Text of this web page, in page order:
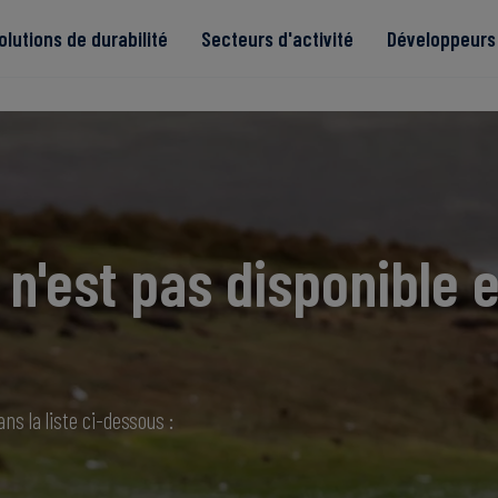
de durabilité Secteurs d'activité
Read more
Read more
Read more
Read more
Read more
pas disponible
la liste ci-dessous :